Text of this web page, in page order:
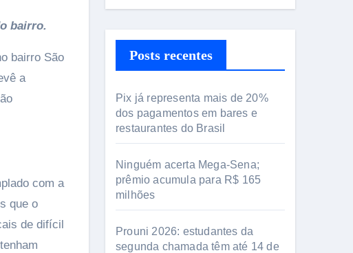
bairro.
bairro São
a
com a
que o
de difícil
Posts recentes
Pix já representa mais de 20%
dos pagamentos em bares e
restaurantes do Brasil
Ninguém acerta Mega-Sena;
prêmio acumula para R$ 165
milhões
Prouni 2026: estudantes da
segunda chamada têm até 14 de